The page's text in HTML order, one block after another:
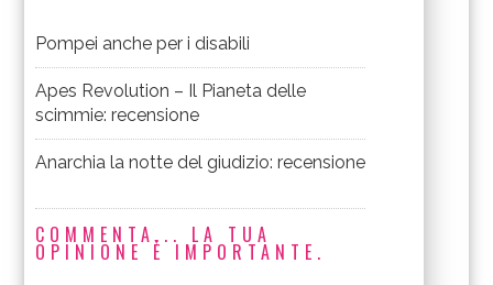
Pompei anche per i disabili
Apes Revolution – Il Pianeta delle
scimmie: recensione
Anarchia la notte del giudizio: recensione
COMMENTA... LA TUA
OPINIONE È IMPORTANTE.